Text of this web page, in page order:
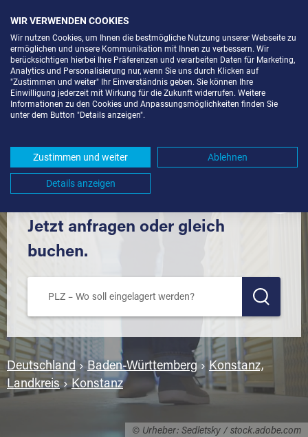
© Urheber: Sedletsky / stock.adobe.com
SELF STORAGE IN KONSTANZ
Komfortabel einlagern mit Extraraum
Jetzt anfragen oder gleich
buchen.
Deutschland ›Baden-Württemberg › Konstanz,
Landkreis›Konstanz
WIR VERWENDEN COOKIES
Wir nutzen Cookies, um Ihnen die bestmögliche Nutzung unserer Webseite zu
ermöglichen und unsere Kommunikation mit Ihnen zu verbessern. Wir
berücksichtigen hierbei Ihre Präferenzen und verarbeiten Daten für Marketing,
Analytics und Personalisierung nur, wenn Sie uns durch Klicken auf
"Zustimmen und weiter" Ihr Einverständnis geben. Sie können Ihre
Einwilligung jederzeit mit Wirkung für die Zukunft widerrufen. Weitere
Informationen zu den Cookies und Anpassungsmöglichkeiten finden Sie
unter dem Button "Details anzeigen".
Zustimmen und weiter Ablehnen
Details anzeigen